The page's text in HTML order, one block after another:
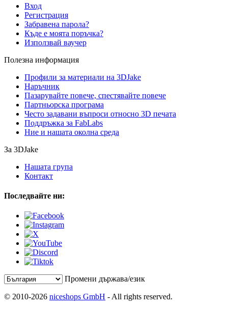
Вход
Регистрация
Забравена парола?
Къде е моята поръчка?
Използвай ваучер
Полезна информация
Профили за материали на 3DJake
Наръчник
Пазарувайте повече, спестявайте повече
Партньорска програма
Често задавани въпроси относно 3D печата
Поддръжка за FabLabs
Ние и нашата околна среда
За 3DJake
Нашата група
Контакт
Последвайте ни:
Промени държава/език
© 2010-2026 niceshops GmbH - All rights reserved.